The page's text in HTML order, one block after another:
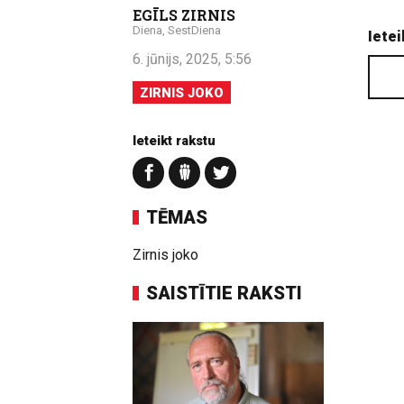
EGĪLS ZIRNIS
Diena, SestDiena
6. jūnijs, 2025, 5:56
ZIRNIS JOKO
Ieteikt rakstu
TĒMAS
Zirnis joko
SAISTĪTIE RAKSTI